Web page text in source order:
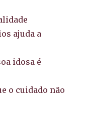
ajuda a
idosa é
o cuidado não